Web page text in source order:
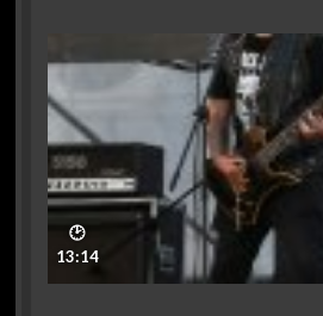
🕑
13:14